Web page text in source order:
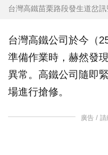
台灣高鐵苗栗路段發生道岔訊
台灣高鐵公司於今（
準備作業時，赫然發
異常。高鐵公司隨即
場進行搶修。
廣告 / 請